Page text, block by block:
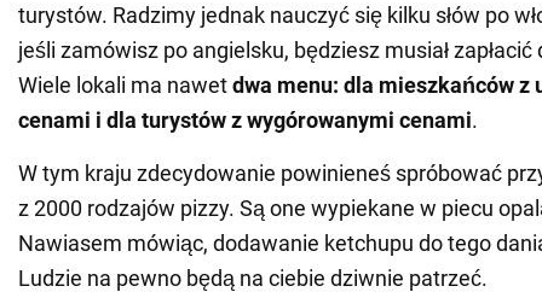
turystów. Radzimy jednak nauczyć się kilku słów po
jeśli zamówisz po angielsku, będziesz musiał
Wiele lokali ma nawetdwa menu: dla mieszkańców z
cenami i dla turystów z wygórowanymi cenami.
W tym kraju zdecydowanie powinieneś spróbować
z 2000 rodzajów pizzy. Są one wypiekane w piecu
Nawiasem mówiąc, dodawanie ketchupu do tego
Ludzie na pewno będą na ciebie dziwnie patrzeć.